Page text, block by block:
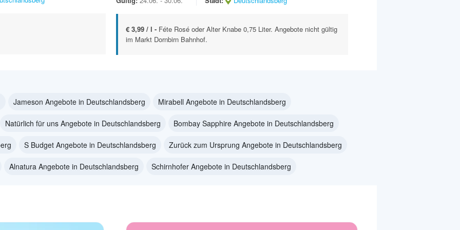
€ 3,99 / l - Féte Rosé oder Alter Knabe 0,75 Liter. Angebote nicht gültig
im Markt Dornbirn Bahnhof.
Jameson Angebote in Deutschlandsberg Mirabell Angebote in Deutschlandsberg
Natürlich für uns Angebote in Deutschlandsberg Bombay Sapphire Angebote in Deutschlandsberg
S Budget Angebote in Deutschlandsberg Zurück zum Ursprung Angebote in Deutschlandsberg
Alnatura Angebote in Deutschlandsberg Schirnhofer Angebote in Deutschlandsberg